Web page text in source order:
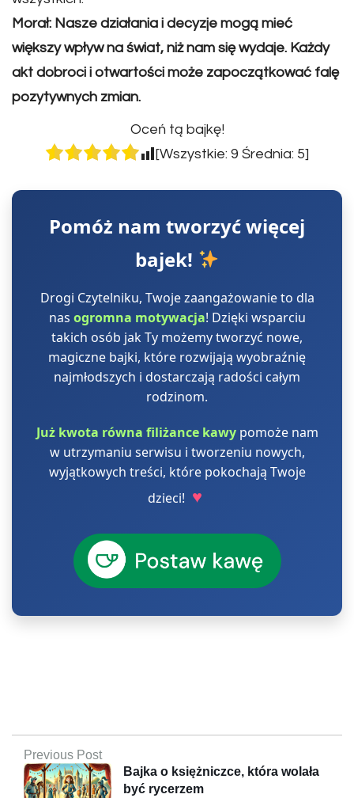
Morał: Nasze działania i decyzje mogą mieć
większy wpływ na świat, niż nam się wydaje. Każdy
akt dobroci i otwartości może zapoczątkować falę
pozytywnych zmian.
Oceń tą bajkę!
[Wszystkie: 9 Średnia: 5]
Pomóż nam tworzyć więcej
bajek!
Drogi Czytelniku, Twoje zaangażowanie to dla
nas ogromna motywacja! Dzięki wsparciu
takich osób jak Ty możemy tworzyć nowe,
magiczne bajki, które rozwijają wyobraźnię
najmłodszych i dostarczają radości całym
rodzinom.
Już kwota równa filiżance kawypomoże nam
w utrzymaniu serwisu i tworzeniu nowych,
wyjątkowych treści, które pokochają Twoje
dzieci! ♥
Previous Post
Bajka o księżniczce, która wolała
być rycerzem